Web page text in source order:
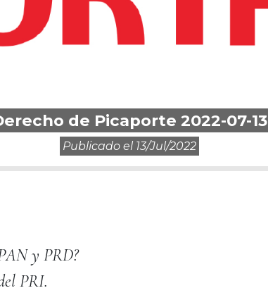
de Picaporte 2022-07-13
Publicado el 13/jul/2022
y PRD?
PRI.